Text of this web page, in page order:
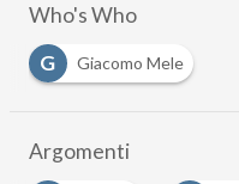
Who's Who
G
Giacomo Mele
Argomenti